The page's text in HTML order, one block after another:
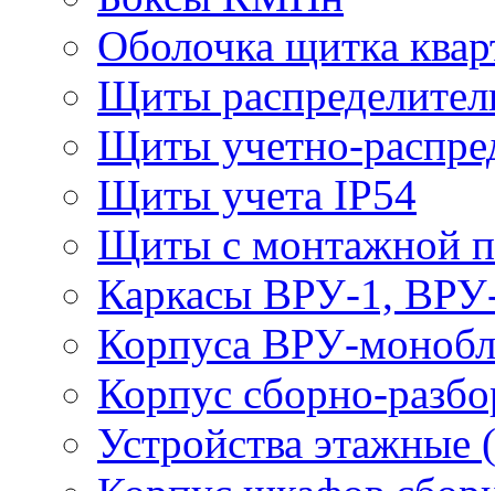
Оболочка щитка
Щиты
Щиты учетно-
Щиты учета IP54
Щиты с монтажной
Каркасы ВРУ-1,
Корпуса ВРУ-
Корпус сборно-
Устройства